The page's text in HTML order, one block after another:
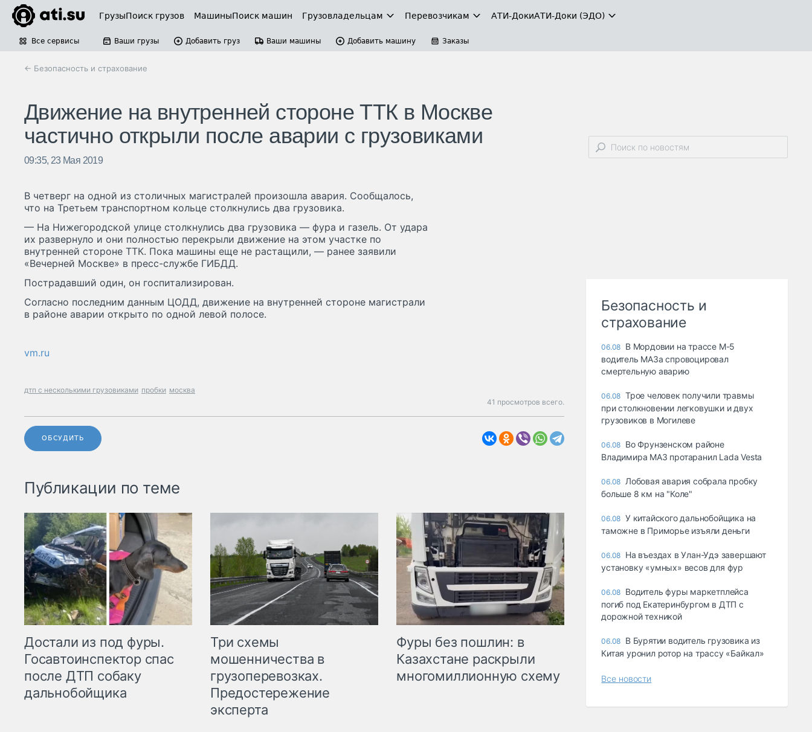
ГрузыПоиск грузов МашиныПоиск машин Грузовладельцам Перевозчикам АТИ-ДокиАТИ-Доки (ЭДО)
Все сервисы Ваши грузы Добавить груз Ваши машины Добавить машину Заказы
← Безопасность и страхование
Движение на внутренней стороне ТТК в Москве
частично открыли после аварии с грузовиками
09:35, 23 Мая 2019
В четверг на одной из столичных магистралей произошла авария. Сообщалось,
что на Третьем транспортном кольце столкнулись два грузовика.
— На Нижегородской улице столкнулись два грузовика — фура и газель. От удара
их развернуло и они полностью перекрыли движение на этом участке по
внутренней стороне ТТК. Пока машины еще не растащили, — ранее заявили
«Вечерней Москве» в пресс-службе ГИБДД.
Пострадавший один, он госпитализирован.
Согласно последним данным ЦОДД, движение на внутренней стороне магистрали
в районе аварии открыто по одной левой полосе.
vm.ru
дтп с несколькими грузовиками пробки москва
41 просмотров всего.
ОБСУДИТЬ
Публикации по теме
Достали из под фуры.
Госавтоинспектор спас
после ДТП собаку
дальнобойщика
Три схемы
мошенничества в
грузоперевозках.
Предостережение
эксперта
Фуры без пошлин: в
Казахстане раскрыли
многомиллионную схему
Безопасность и
страхование
06.08 В Мордовии на трассе М-5
водитель МАЗа спровоцировал
смертельную аварию
06.08 Трое человек получили травмы
при столкновении легковушки и двух
грузовиков в Могилеве
06.08 Во Фрунзенском районе
Владимира МАЗ протаранил Lada Vesta
06.08 Лобовая авария собрала пробку
больше 8 км на "Коле"
06.08 У китайского дальнобойщика на
таможне в Приморье изъяли деньги
06.08 Ha въeздax в Улaн-Удэ зaвepшaют
ycтaнoвкy «yмныx» вecoв для фyp
06.08 Водитель фуры маркетплейса
погиб под Екатеринбургом в ДТП с
дорожной техникой
06.08 В Бурятии водитель грузовика из
Китая уронил ротор на трассу «Байкал»
Все новости